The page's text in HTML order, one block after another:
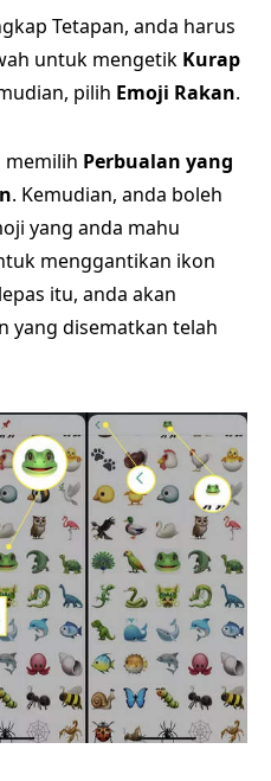
Tetapan, anda harus
untuk mengetik Kurap
pilih Emoji Rakan.
memilih Perbualan yang
. Kemudian, anda boleh
yang anda mahu
menggantikan ikon
itu, anda akan
yang disematkan telah